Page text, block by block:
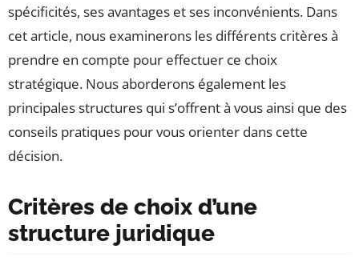
spécificités, ses avantages et ses inconvénients. Dans
cet article, nous examinerons les différents critères à
prendre en compte pour effectuer ce choix
stratégique. Nous aborderons également les
principales structures qui s’offrent à vous ainsi que des
conseils pratiques pour vous orienter dans cette
décision.
Critères de choix d’une
structure juridique